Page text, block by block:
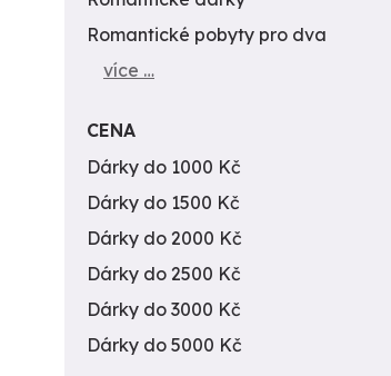
Romantické pobyty pro dva
více …
CENA
Dárky do 1000 Kč
Dárky do 1500 Kč
Dárky do 2000 Kč
Dárky do 2500 Kč
Dárky do 3000 Kč
Dárky do 5000 Kč